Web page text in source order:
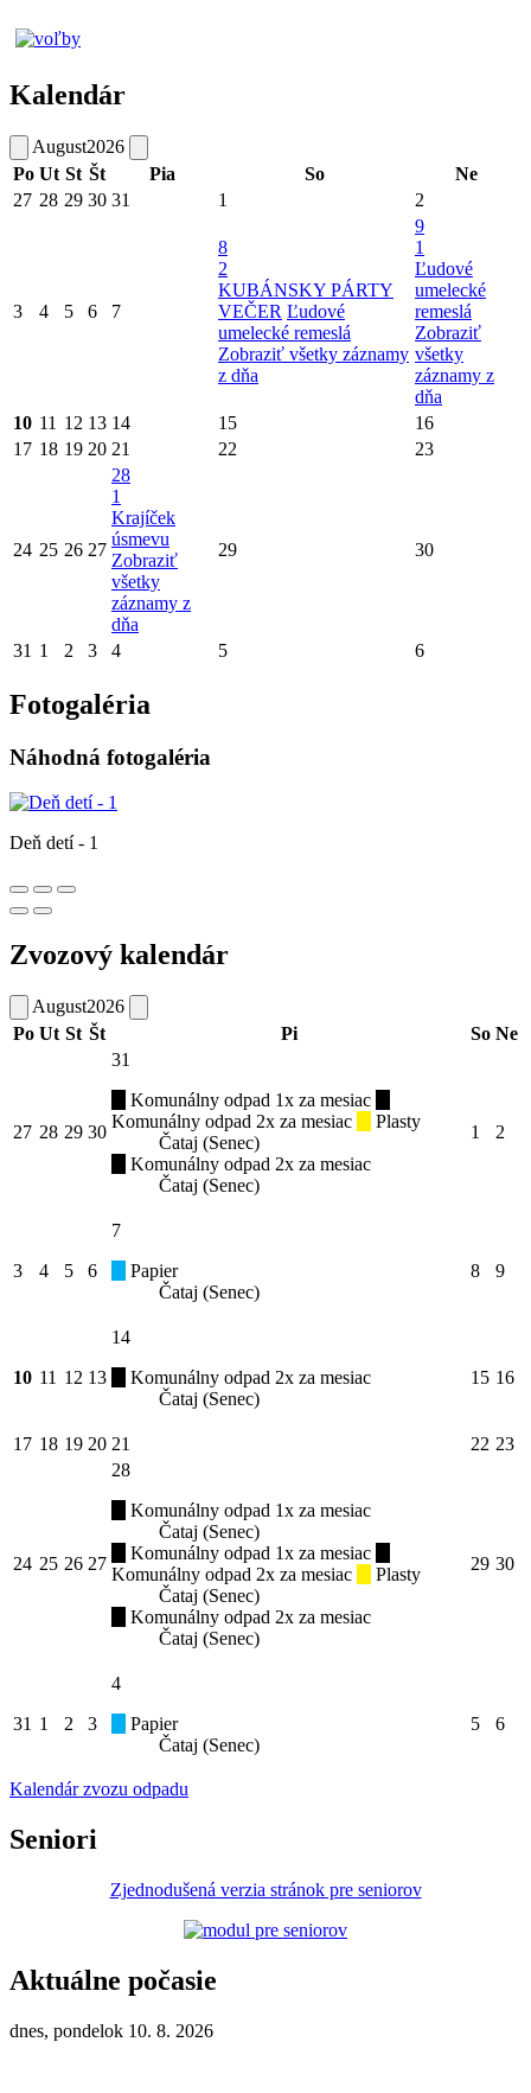
Kalendár
August2026
Po Ut St Št Pia So
Ne
27 28 29 30 31 1 2
3 4 5 6 7
8
2
KUBÁNSKY PÁRTY
VEČER Ľudové
umelecké remeslá
Zobraziť všetky záznamy
z dňa
9
1
Ľudové
umelecké
remeslá
Zobraziť
všetky
záznamy z
dňa
10 11 12 13 14 15
16
17 18 19 20 21 22 23
24 25 26 27
28
1
Krajíček
úsmevu
Zobraziť
všetky
záznamy z
dňa
29 30
31 1 2 3 4 5 6
Fotogaléria
Náhodná fotogaléria
Deň detí - 1
Zvozový kalendár
August2026
Po Ut St Št Pi So Ne
27 28 29 30
31
Komunálny odpad 1x za mesiac
Komunálny odpad 2x za mesiac
Plasty
Čataj (Senec)
Komunálny odpad 2x za mesiac
Čataj (Senec)
1 2
3 4 5 6
7
Papier
Čataj (Senec)
8 9
10 11 12 13
14
Komunálny odpad 2x za mesiac
Čataj (Senec)
15 16
17 18 19 20 21 22 23
24 25 26 27
28
Komunálny odpad 1x za mesiac
Čataj (Senec)
Komunálny odpad 1x za mesiac
Komunálny odpad 2x za mesiac
Plasty
Čataj (Senec)
Komunálny odpad 2x za mesiac
Čataj (Senec)
29 30
31 1 2 3
4
Papier
Čataj (Senec)
5 6
Kalendár zvozu odpadu
Seniori
Zjednodušená verzia stránok pre seniorov
Aktuálne počasie
dnes, pondelok 10. 8. 2026